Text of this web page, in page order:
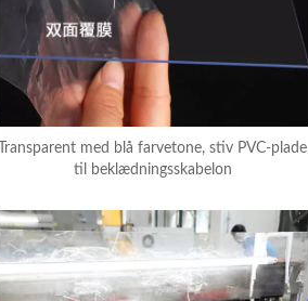
Transparent med blå farvetone, stiv PVC-plade
til beklædningsskabelon